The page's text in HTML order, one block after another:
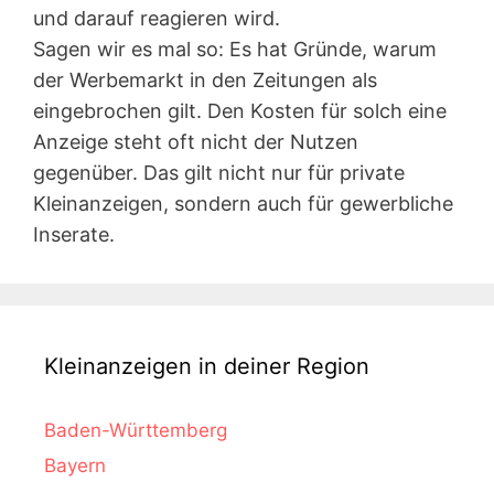
und darauf reagieren wird.
Sagen wir es mal so: Es hat Gründe, warum
der Werbemarkt in den Zeitungen als
eingebrochen gilt. Den Kosten für solch eine
Anzeige steht oft nicht der Nutzen
gegenüber. Das gilt nicht nur für private
Kleinanzeigen, sondern auch für gewerbliche
Inserate.
Kleinanzeigen in deiner Region
Baden-Württemberg
Bayern